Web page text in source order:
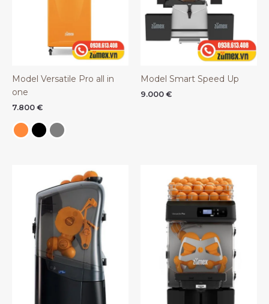
Model Versatile Pro all in
one
7.800 €
Model Smart Speed Up
9.000 €